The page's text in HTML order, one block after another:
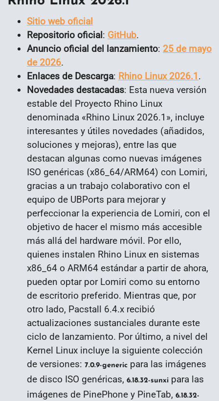
Sitio web oficial
Repositorio oficial: GitHub.
Anuncio oficial del lanzamiento: 25 de mayo
de 2026.
Enlaces de Descarga: Rhino Linux 2026.1 .
Novedades destacadas: Esta nueva versión
estable del Proyecto Rhino Linux
denominada «Rhino Linux 2026.1», incluye
interesantes y útiles novedades (añadidos,
soluciones y mejoras), entre las que
destacan algunas como nuevas imágenes
ISO genéricas (x86_64/ARM64) con Lomiri,
gracias a un trabajo colaborativo con el
equipo de UBPorts para mejorar y
perfeccionar la experiencia de Lomiri, con el
objetivo de hacer el mismo más accesible
más allá del hardware móvil. Por ello,
quienes instalen Rhino Linux en sistemas
x86_64 o ARM64 estándar a partir de ahora,
pueden optar por Lomiri como su entorno
de escritorio preferido. Mientras que, por
otro lado, Pacstall 6.4.x recibió
actualizaciones sustanciales durante este
ciclo de lanzamiento. Por último, a nivel del
Kernel Linux incluye la siguiente colección
de versiones: 7.0.9-generic para las imágenes
de disco ISO genéricas, 6.18.32-sunxi para las
imágenes de PinePhone y PineTab, 6.18.32-